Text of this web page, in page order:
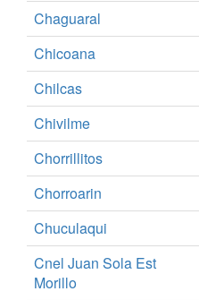
Chaguaral
Chicoana
Chilcas
Chivilme
Chorrillitos
Chorroarin
Chuculaqui
Cnel Juan Sola Est
Morillo